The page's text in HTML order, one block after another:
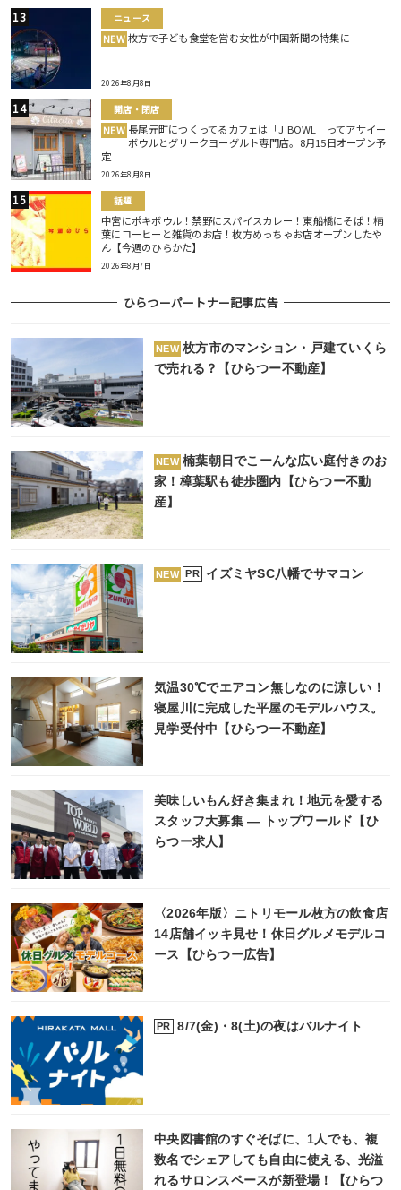
ニュース
NEW 枚方で子ども食堂を営む女性が中国新聞の特集に
2026年8月8日
開店・閉店
NEW 長尾元町につくってるカフェは「J BOWL」ってアサイー
ボウルとグリークヨーグルト専門店。8月15日オープン予
定
2026年8月8日
話題
中宮にポキボウル！禁野にスパイスカレー！東船橋にそば！楠
葉にコーヒーと雑貨のお店！枚方めっちゃお店オープンしたや
ん【今週のひらかた】
2026年8月7日
ひらつーパートナー記事広告
NEW 枚方市のマンション・戸建ていくら
で売れる？【ひらつー不動産】
NEW 楠葉朝日でこーんな広い庭付きのお
家！樟葉駅も徒歩圏内【ひらつー不動
産】
NEW PR イズミヤSC八幡でサマコン
気温30℃でエアコン無しなのに涼しい！
寝屋川に完成した平屋のモデルハウス。
見学受付中【ひらつー不動産】
美味しいもん好き集まれ！地元を愛する
スタッフ大募集 ― トップワールド【ひ
らつー求人】
〈2026年版〉ニトリモール枚方の飲食店
14店舗イッキ見せ！休日グルメモデルコ
ース【ひらつー広告】
PR 8/7(金)・8(土)の夜はバルナイト
中央図書館のすぐそばに、1人でも、複
数名でシェアしても自由に使える、光溢
れるサロンスペースが新登場！【ひらつ